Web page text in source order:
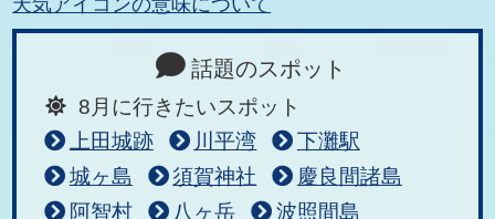
話題のスポット
8月に行きたいスポット
上田城跡
川平湾
下灘駅
城ヶ島
須賀神社
慶良間諸島
阿智村
八ヶ岳
波照間島